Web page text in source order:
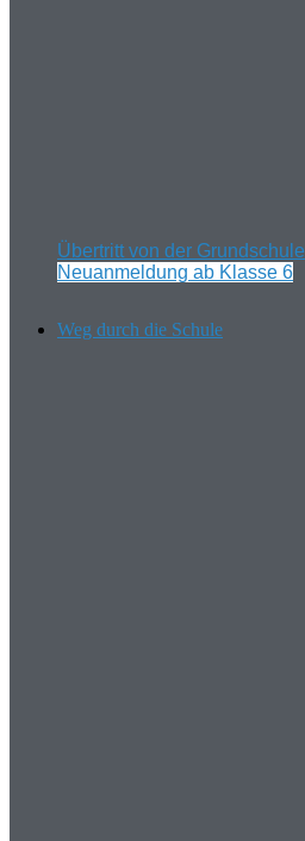
Übertritt von der Grundschule
Neuanmeldung ab Klasse 6
Weg durch die Schule